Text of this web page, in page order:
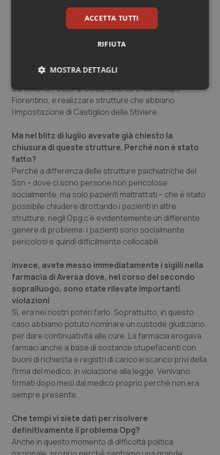
che hanno una situazione più solida di accogliere gli
internati dimissibili. Parliamoci chiaramente: se tutto
questo fin ora non è avvenuto è perché ci
confrontiamo con pazienti scomodi e difficili.
Il secondo obiettivo?
Chiudere almeno tre delle strutture esistenti, ossia
Barcellona Pozzo di Gotto, Aversa e Montelupo
Fiorentino, e realizzare strutture che abbiano
l’impostazione di Castiglion delle Stiviere.
Ma nel blitz di luglio avevate già chiesto la
chiusura di queste strutture. Perché non è stato
fatto?
Perché a differenza delle strutture psichiatriche del
Ssn – dove ci sono persone non pericolose
socialmente, ma solo pazienti maltrattati – che è stato
possibile chiudere dirottando i pazienti in altre
strutture, negli Opg c’è evidentemente un differente
genere di problema: i pazienti sono socialmente
pericolosi e quindi difficilmente collocabili.
Invece, avete messo immediatamente i sigilli nella
farmacia di Aversa dove, nel corso del secondo
sopralluogo, sono state rilevate importanti
violazioni
Sì, era nei nostri poteri farlo. Soprattutto, in questo
caso abbiamo potuto nominare un custode giudiziario
per dare continuatività alle cure. La farmacia erogava
farmaci anche a base di sostanze stupefacenti con
buoni di richiesta e registri di carico e scarico privi della
firma del medico, in violazione alla legge. Venivano
firmati dopo mesi dal medico proprio perchè non era
sempre presente.
Che tempi vi siete dati per risolvere
definitivamente il problema Opg?
Anche in questo momento di difficoltà politica
ACCETTA TUTTI
RIFIUTA
MOSTRA DETTAGLI
Necessari Statistici Marketing
I cookie necessari contribuiscono a rendere fruibile il
sito web abilitandone funzionalità di base quali la
navigazione sulle pagine e l'accesso alle aree
protette del sito. Il sito web non è in grado di
funzionare correttamente senza questi cookie.
Nome
VISITOR_PRIVACY_METADATA
YouTube
.youtube.com
CookieScriptConsent